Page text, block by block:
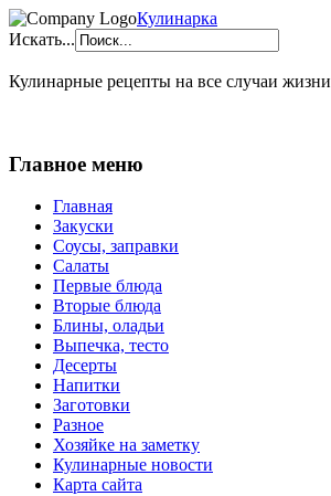
Кулинарка
Искать...
Кулинарные рецепты на все случаи жизни
Главное меню
Главная
Закуски
Соусы, заправки
Салаты
Первые блюда
Вторые блюда
Блины, оладьи
Выпечка, тесто
Десерты
Напитки
Заготовки
Разное
Хозяйке на заметку
Кулинарные новости
Карта сайта